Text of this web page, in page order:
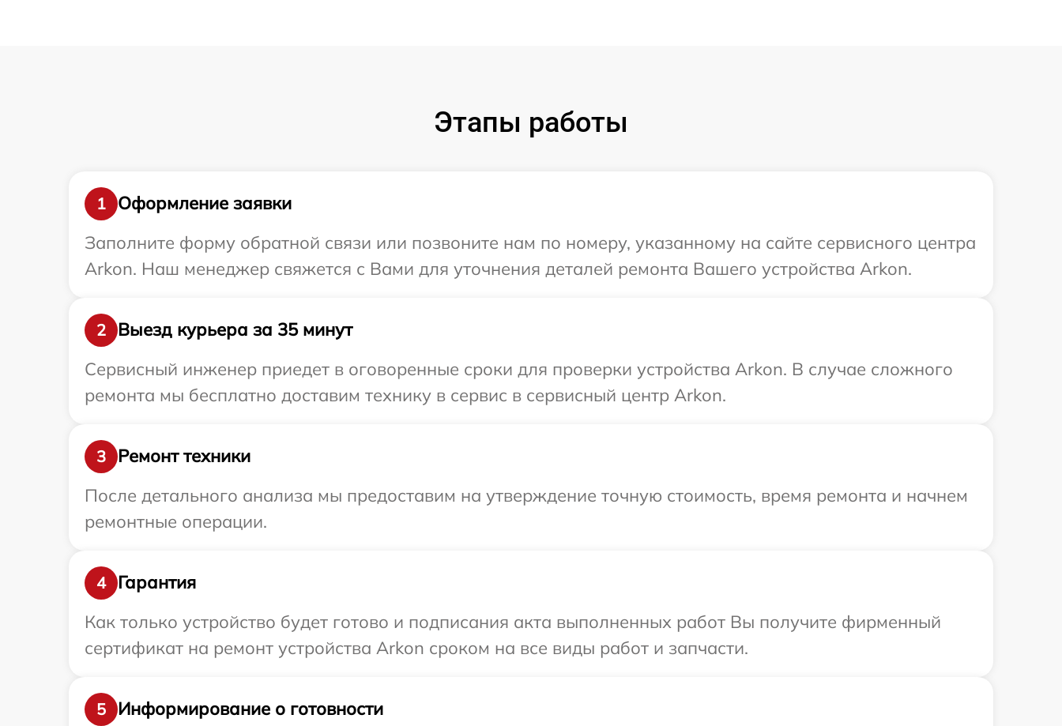
Этапы работы
1
Оформление заявки
Заполните форму обратной связи или позвоните нам по номеру, указанному на сайте сервисного центра
Arkon. Наш менеджер свяжется с Вами для уточнения деталей ремонта Вашего устройства Arkon.
2
Выезд курьера за 35 минут
Сервисный инженер приедет в оговоренные сроки для проверки устройства Arkon. В случае сложного
ремонта мы бесплатно доставим технику в сервис в сервисный центр Arkon.
3
Ремонт техники
После детального анализа мы предоставим на утверждение точную стоимость, время ремонта и начнем
ремонтные операции.
4
Гарантия
Как только устройство будет готово и подписания акта выполненных работ Вы получите фирменный
сертификат на ремонт устройства Arkon сроком на все виды работ и запчасти.
5
Информирование о готовности